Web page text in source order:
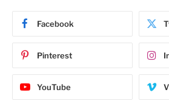
Facebook
Pinterest
YouTube